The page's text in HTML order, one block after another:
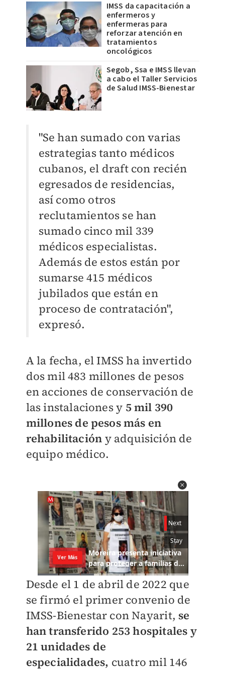
IMSS da capacitación a
enfermeros y
enfermeras para
reforzar atención en
tratamientos
oncológicos
Segob, Ssa e IMSS llevan
a cabo el Taller Servicios
de Salud IMSS-Bienestar
"Se han sumado con varias
estrategias tanto médicos
cubanos, el draft con recién
egresados de residencias,
así como otros
reclutamientos se han
sumado cinco mil 339
médicos especialistas.
Además de estos están por
sumarse 415 médicos
jubilados que están en
proceso de contratación",
expresó.
A la fecha, el IMSS ha invertido
dos mil 483 millones de pesos
en acciones de conservación de
las instalaciones y 5 mil 390
millones de pesos más en
rehabilitación y adquisición de
equipo médico.
Desde el 1 de abril de 2022 que
se firmó el primer convenio de
IMSS-Bienestar con Nayarit, se
han transferido 253 hospitales y
21 unidades de
especialidades, cuatro mil 146